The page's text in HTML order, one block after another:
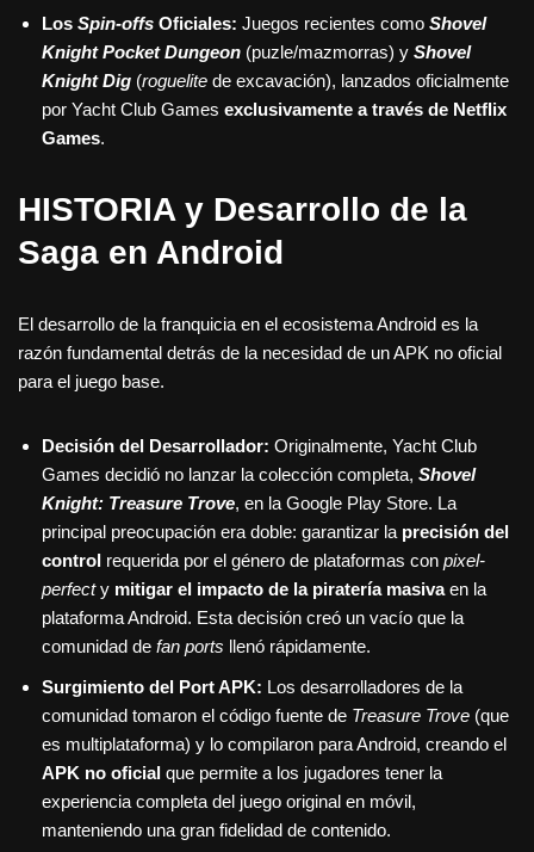
Los Spin-offs Oficiales: Juegos recientes como Shovel
Knight Pocket Dungeon (puzle/mazmorras) y Shovel
Knight Dig (roguelite de excavación), lanzados oficialmente
por Yacht Club Games exclusivamente a través de Netflix
Games.
HISTORIA y Desarrollo de la
Saga en Android
El desarrollo de la franquicia en el ecosistema Android es la
razón fundamental detrás de la necesidad de un APK no oficial
para el juego base.
Decisión del Desarrollador: Originalmente, Yacht Club
Games decidió no lanzar la colección completa, Shovel
Knight: Treasure Trove, en la Google Play Store. La
principal preocupación era doble: garantizar la precisión del
control requerida por el género de plataformas con pixel-
perfecty mitigar el impacto de la piratería masivaen la
plataforma Android. Esta decisión creó un vacío que la
comunidad de fan ports llenó rápidamente.
Surgimiento del Port APK: Los desarrolladores de la
comunidad tomaron el código fuente de Treasure Trove (que
es multiplataforma) y lo compilaron para Android, creando el
APK no oficial que permite a los jugadores tener la
experiencia completa del juego original en móvil,
manteniendo una gran fidelidad de contenido.